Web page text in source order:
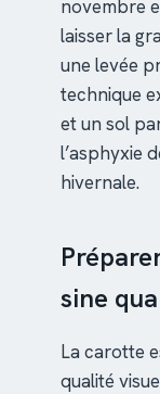
novembre
laisser la
une levée
technique
et un sol
l’asphyxie
hivernale.
sine
La carotte
qualité